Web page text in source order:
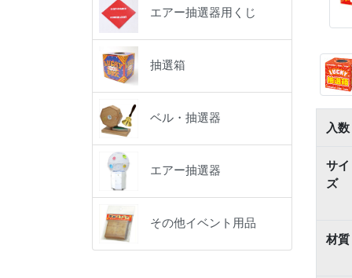
エアー抽選器用くじ
抽選箱
ベル・抽選器
エアー抽選器
その他イベント用品
入数
サイ
ズ
材質